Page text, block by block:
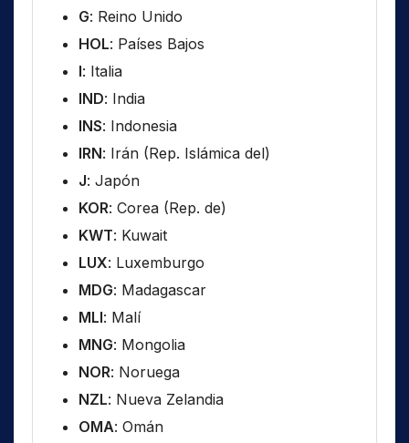
G: Reino Unido
HOL: Países Bajos
I: Italia
IND: India
INS: Indonesia
IRN: Irán (Rep. Islámica del)
J: Japón
KOR: Corea (Rep. de)
KWT: Kuwait
LUX: Luxemburgo
MDG: Madagascar
MLI: Malí
MNG: Mongolia
NOR: Noruega
NZL: Nueva Zelandia
OMA: Omán